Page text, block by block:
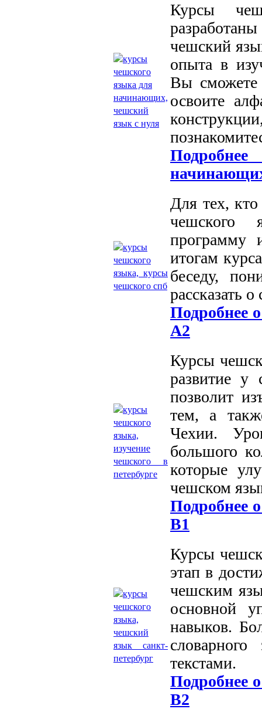
Курсы
чешский
опыта в
Вы
освоите
Для тех,
чешского
программу
итогам
беседу,
рассказать
Подробнее
А2
Курсы
развитие у
позволит
тем, а
Чехии.
большого
которые
чешском
Подробнее
В1
Курсы
этап в
чешским
основной
навыков.
текстами.
Подробнее
В2